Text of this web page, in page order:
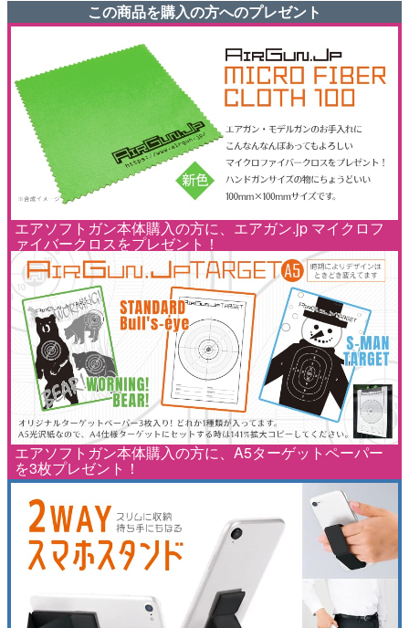
この商品を購入の方へのプレゼント
エアソフトガン本体購入の方に、エアガン.jp マイクロフ
ァイバークロスをプレゼント！
エアソフトガン本体購入の方に、A5ターゲットペーパー
を3枚プレゼント！